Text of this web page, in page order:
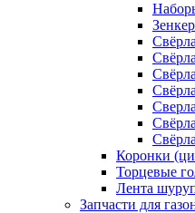
Коронки
Торцевые
Лента
Запчасти для